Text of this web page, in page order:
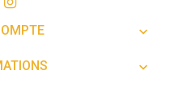

